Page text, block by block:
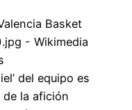
del equipo es
la afición